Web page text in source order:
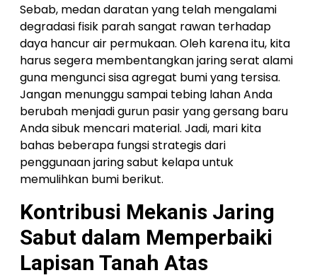
Sebab, medan daratan yang telah mengalami
degradasi fisik parah sangat rawan terhadap
daya hancur air permukaan. Oleh karena itu, kita
harus segera membentangkan jaring serat alami
guna mengunci sisa agregat bumi yang tersisa.
Jangan menunggu sampai tebing lahan Anda
berubah menjadi gurun pasir yang gersang baru
Anda sibuk mencari material. Jadi, mari kita
bahas beberapa fungsi strategis dari
penggunaan jaring sabut kelapa untuk
memulihkan bumi berikut.
Kontribusi Mekanis Jaring
Sabut dalam Memperbaiki
Lapisan Tanah Atas